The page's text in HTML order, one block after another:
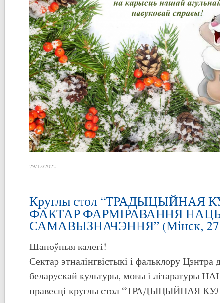
29/12/2022
Круглы стол “ТРАДЫЦЫЙНАЯ
ФАКТАР ФАРМІРАВАННЯ
САМАВЫЗНАЧЭННЯ” (Мінск, 27
Шаноўныя калегі!
Сектар этналінгвістыкі і фальклору Цэнтра
беларускай культуры, мовы і літаратуры
правесці круглы стол “ТРАДЫЦЫЙНАЯ